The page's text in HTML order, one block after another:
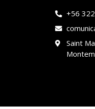
+56
Saint